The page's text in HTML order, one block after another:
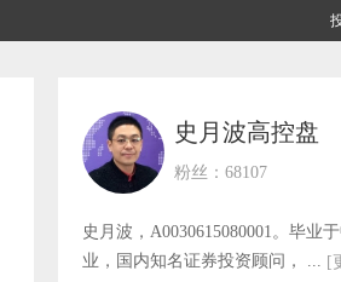
史月波高控盘
粉丝：68107
史月波，A0030615080001。毕业
业，国内知名证券投资顾问， ... [